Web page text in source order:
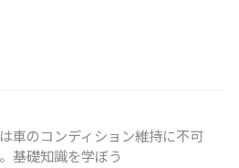
車のコンディション維持に不可
基礎知識を学ぼう